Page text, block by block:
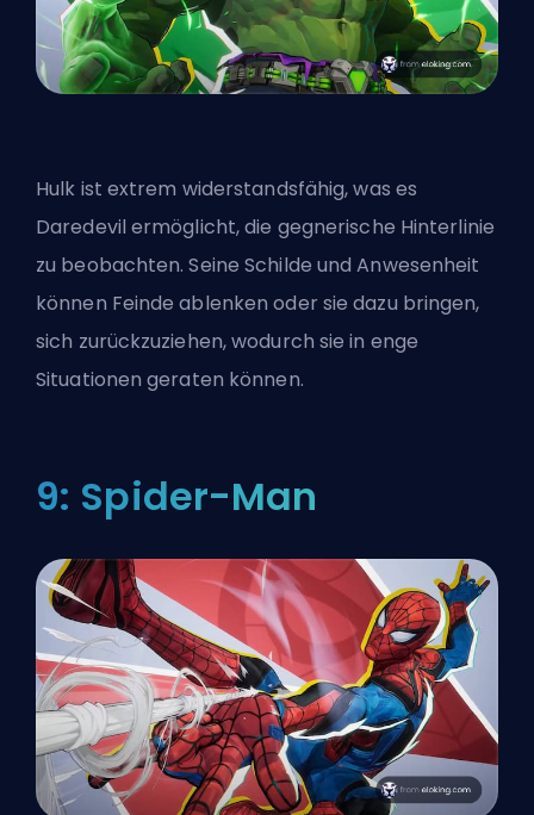
Hulk ist extrem widerstandsfähig, was es
Daredevil ermöglicht, die gegnerische Hinterlinie
zu beobachten. Seine Schilde und Anwesenheit
können Feinde ablenken oder sie dazu bringen,
sich zurückzuziehen, wodurch sie in enge
Situationen geraten können.
9: Spider-Man